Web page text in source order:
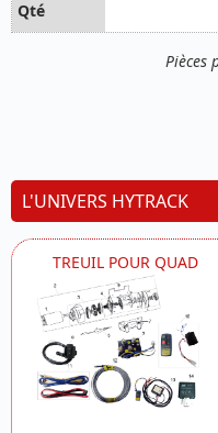
Pièces
L'UNIVERS HYTRACK
TREUIL POUR QUAD